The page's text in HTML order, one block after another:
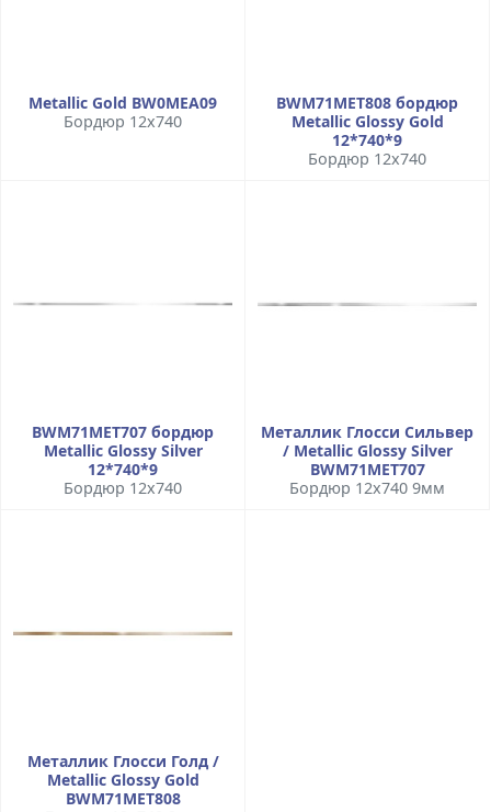
Metallic Gold BW0MEA09
Бордюр 12x740
BWM71MET808 бордюр
Metallic Glossy Gold
12*740*9
Бордюр 12x740
BWM71MET707 бордюр
Metallic Glossy Silver
12*740*9
Бордюр 12x740
Металлик Глосси Сильвер
/ Metallic Glossy Silver
BWM71MET707
Бордюр 12x740 9мм
Металлик Глосси Голд /
Metallic Glossy Gold
BWM71MET808